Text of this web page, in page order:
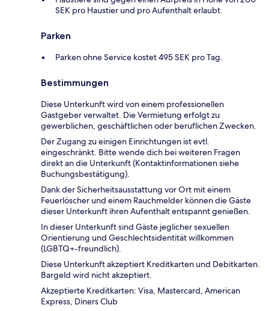
SEK pro Haustier und pro Aufenthalt erlaubt.
Parken
Parken ohne Service kostet 495 SEK pro Tag.
Bestimmungen
Diese Unterkunft wird von einem professionellen
Gastgeber verwaltet. Die Vermietung erfolgt zu
gewerblichen, geschäftlichen oder beruflichen Zwecken.
Der Zugang zu einigen Einrichtungen ist evtl.
eingeschränkt. Bitte wende dich bei weiteren Fragen
direkt an die Unterkunft (Kontaktinformationen siehe
Buchungsbestätigung).
Dank der Sicherheitsausstattung vor Ort mit einem
Feuerlöscher und einem Rauchmelder können die Gäste
dieser Unterkunft ihren Aufenthalt entspannt genießen.
In dieser Unterkunft sind Gäste jeglicher sexuellen
Orientierung und Geschlechtsidentität willkommen
(LGBTQ+-freundlich).
Diese Unterkunft akzeptiert Kreditkarten und Debitkarten.
Bargeld wird nicht akzeptiert.
Akzeptierte Kreditkarten: Visa, Mastercard, American
Express, Diners Club